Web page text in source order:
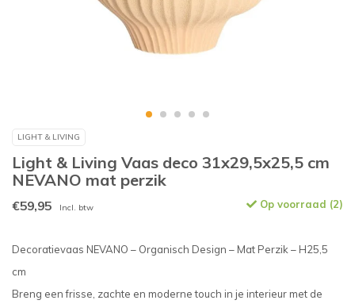
LIGHT & LIVING
Light & Living Vaas deco 31x29,5x25,5 cm
NEVANO mat perzik
€59,95 Incl. btw Op voorraad (2)
Decoratievaas NEVANO – Organisch Design – Mat Perzik – H25,5
cm
Breng een frisse, zachte en moderne touch in je interieur met de